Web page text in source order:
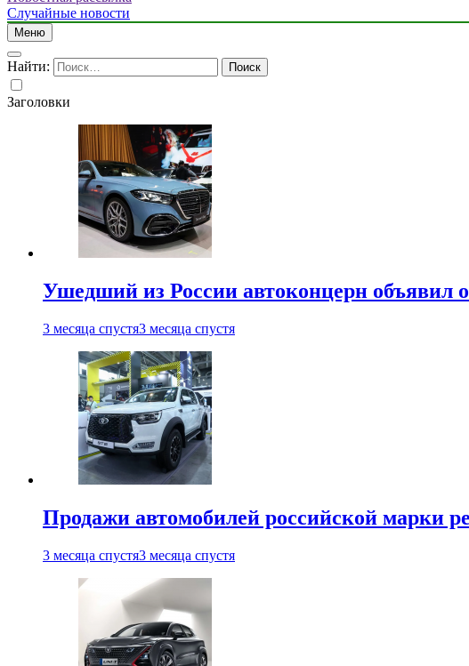
Случайные новости
Меню
Найти:
Заголовки
Ушедший из России автоконцерн объявил
3 месяца спустя3 месяца спустя
Продажи автомобилей российской марки
3 месяца спустя3 месяца спустя